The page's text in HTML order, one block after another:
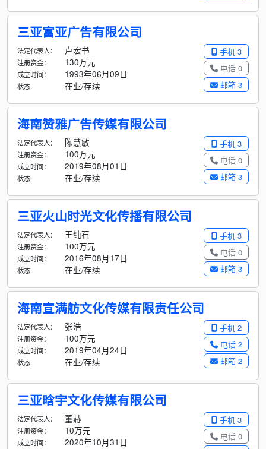
三亚富亚广告有限公司
手机 3
电话 0
邮箱 3
法定代表人： 卢宏书
注册资金： 130万元
成立时间： 1993年06月09日
状态: 在业/存续
海南赞雅广告传媒有限公司
手机 3
电话 0
邮箱 3
法定代表人： 陈慧敏
注册资金： 100万元
成立时间： 2019年08月01日
状态: 在业/存续
三亚火山时光文化传播有限公司
手机 3
电话 0
邮箱 3
法定代表人： 王纯石
注册资金： 100万元
成立时间： 2016年08月17日
状态: 在业/存续
海南宣满舫文化传媒有限责任公司
手机 2
电话 2
邮箱 2
法定代表人： 张浩
注册资金： 100万元
成立时间： 2019年04月24日
状态: 在业/存续
三亚晗宇文化传媒有限公司
手机 3
电话 0
法定代表人： 董赫
注册资金： 10万元
成立时间： 2020年10月31日